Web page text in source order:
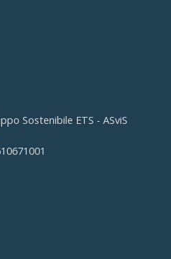
Sostenibile ETS - ASviS